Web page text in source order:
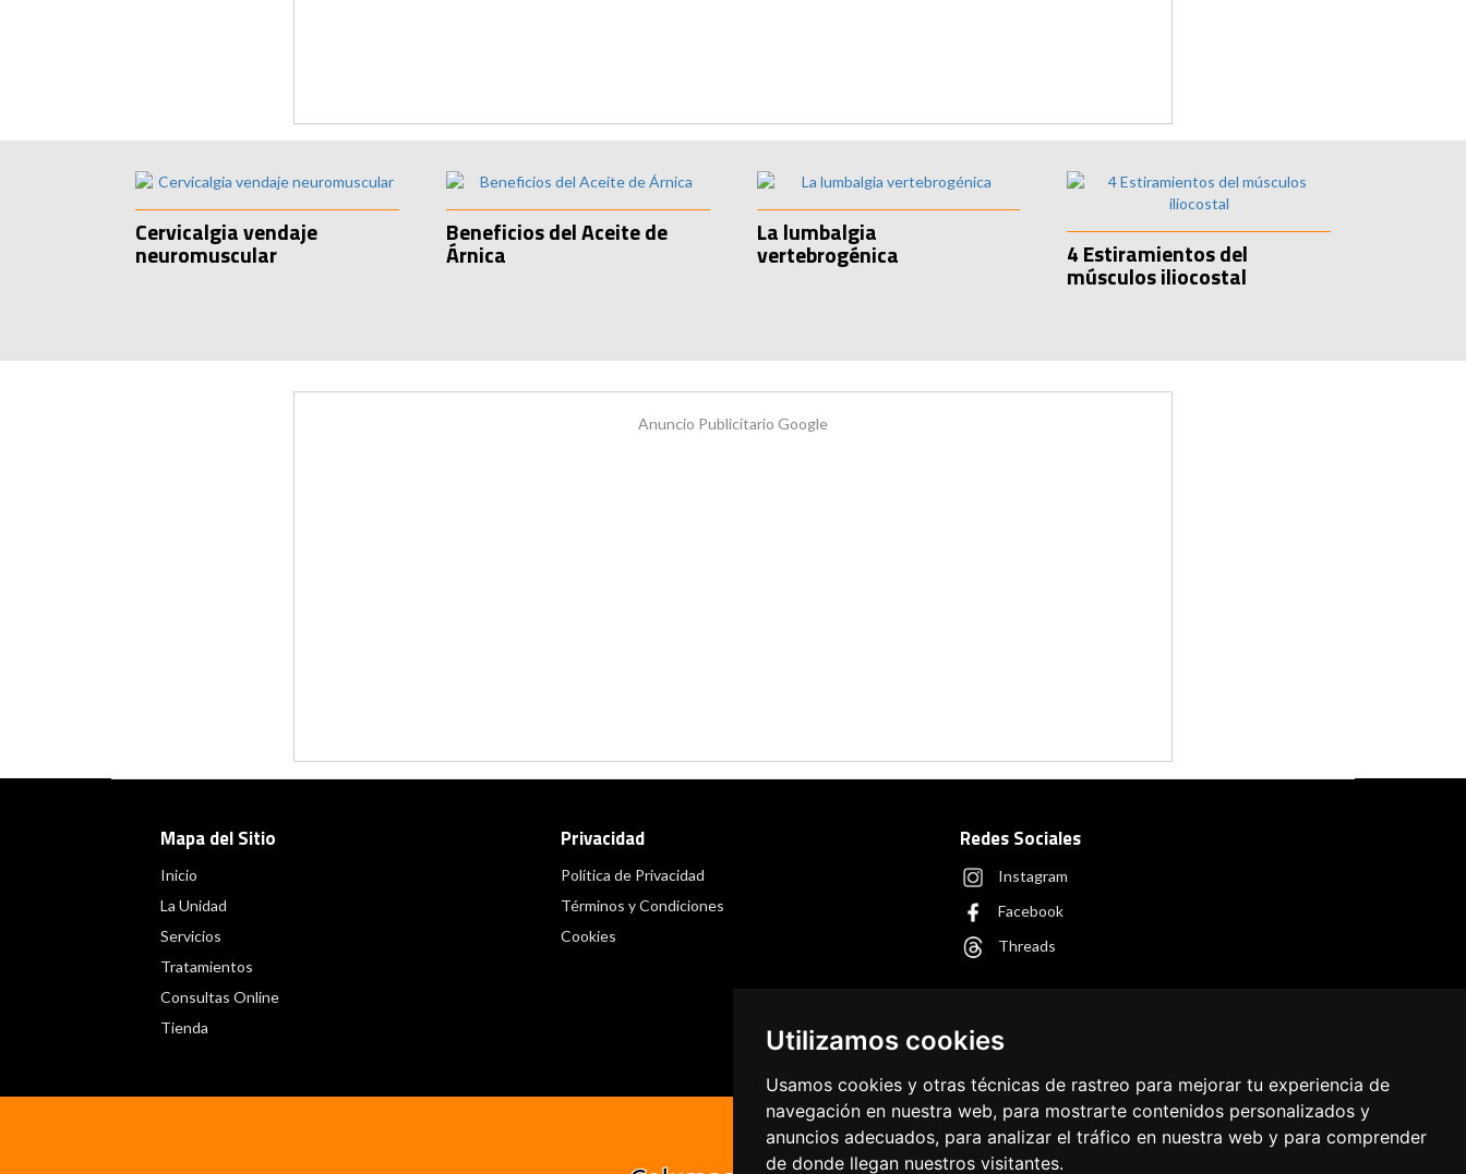
Utilizamos cookies
Usamos cookies y otras técnicas de rastreo para mejorar tu experiencia de
navegación en nuestra web, para mostrarte contenidos personalizados y
anuncios adecuados, para analizar el tráfico en nuestra web y para comprender
de donde llegan nuestros visitantes.
Cervicalgia vendaje
neuromuscular
Beneficios del Aceite de
Árnica
La lumbalgia
vertebrogénica 4 Estiramientos del
músculos iliocostal
Anuncio Publicitario Google
Mapa del Sitio
Inicio
La Unidad
Servicios
Tratamientos
Consultas Online
Tienda
Privacidad
Política de Privacidad
Términos y Condiciones
Cookies
Redes Sociales
Instagram
Facebook
Threads